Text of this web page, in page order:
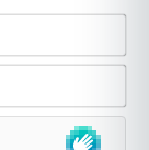
ei